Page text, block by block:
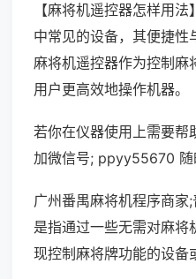
【麻将机遥控器怎样用
中常见的设备，其便捷性
麻将机遥控器作为控制麻
用户更高效地操作机器。
若你在仪器使用上需要帮
加微信号; ppyy55670 随
广州番禺麻将机程序商家
是指通过一些无需对麻将
现控制麻将牌功能的设备